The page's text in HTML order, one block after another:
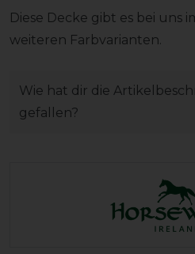
Diese Decke gibt es bei uns
weiteren Farbvarianten.
Wie hat dir die
gefallen?